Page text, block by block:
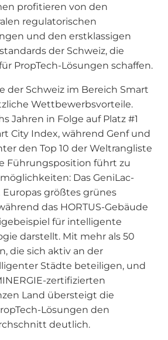
profitieren von den
regulatorischen
und den erstklassigen
der Schweiz, die
PropTech-Lösungen schaffen.
der Schweiz im Bereich Smart
Wettbewerbsvorteile.
Jahren in Folge auf Platz #1
City Index, während Genf und
den Top 10 der Weltrangliste
Führungsposition führt zu
Das GeniLac-
Europas größtes grünes
das HORTUS-Gebäude
für intelligente
darstellt. Mit mehr als 50
die sich aktiv an der
Städte beteiligen, und
zertifizierten
Land übersteigt die
Lösungen den
deutlich.